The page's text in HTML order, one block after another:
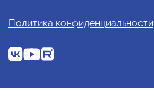
Политика конфиденциальности